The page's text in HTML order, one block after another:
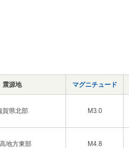
震源地 マグニチュード
賀県北部 M3.0
地方東部 M4.8